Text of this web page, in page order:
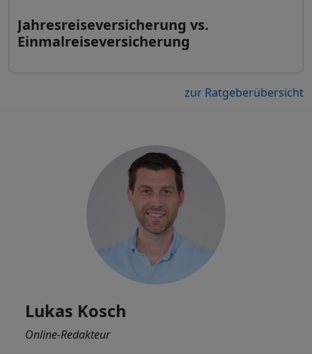
Jahresreiseversicherung vs.
Einmalreiseversicherung
zur Ratgeberübersicht
Lukas Kosch
Online-Redakteur